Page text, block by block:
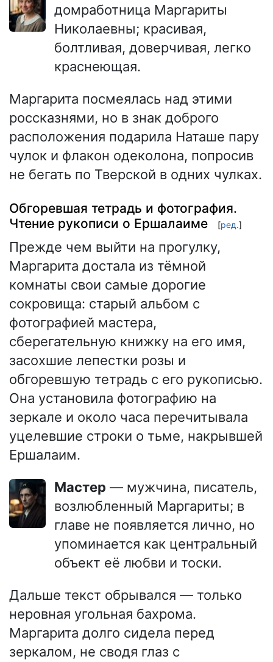
домработница Маргариты
Николаевны; красивая,
болтливая, доверчивая, легко
краснеющая.
Маргарита посмеялась над этими
россказнями, но в знак доброго
расположения подарила Наташе пару
чулок и флакон одеколона, попросив
не бегать по Тверской в одних чулках.
Обгоревшая тетрадь и фотография.
Чтение рукописи о Ершалаиме
[ред.]
Прежде чем выйти на прогулку,
Маргарита достала из тёмной
комнаты свои самые дорогие
сокровища: старый альбом с
фотографией мастера,
сберегательную книжку на его имя,
засохшие лепестки розы и
обгоревшую тетрадь с его рукописью.
Она установила фотографию на
зеркале и около часа перечитывала
уцелевшие строки о тьме, накрывшей
Ершалаим.
Мастер — мужчина, писатель,
возлюбленный Маргариты; в
главе не появляется лично, но
упоминается как центральный
объект её любви и тоски.
Дальше текст обрывался — только
неровная угольная бахрома.
Маргарита долго сидела перед
зеркалом, не сводя глаз с